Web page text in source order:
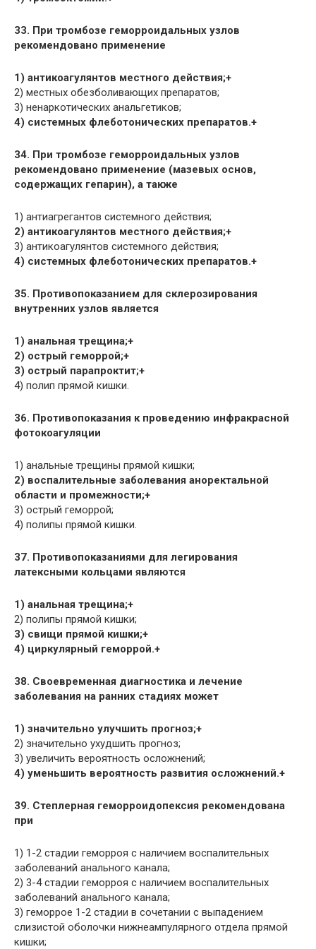
33. При тромбозе геморроидальных узлов
рекомендовано применение
1) антикоагулянтов местного действия;+
2) местных обезболивающих препаратов;
3) ненаркотических анальгетиков;
4) системных флеботонических препаратов.+
34. При тромбозе геморроидальных узлов
рекомендовано применение (мазевых основ,
содержащих гепарин), а также
1) антиагрегантов системного действия;
2) антикоагулянтов местного действия;+
3) антикоагулянтов системного действия;
4) системных флеботонических препаратов.+
35. Противопоказанием для склерозирования
внутренних узлов является
1) анальная трещина;+
2) острый геморрой;+
3) острый парапроктит;+
4) полип прямой кишки.
36. Противопоказания к проведению инфракрасной
фотокоагуляции
1) анальные трещины прямой кишки;
2) воспалительные заболевания аноректальной
области и промежности;+
3) острый геморрой;
4) полипы прямой кишки.
37. Противопоказаниями для легирования
латексными кольцами являются
1) анальная трещина;+
2) полипы прямой кишки;
3) свищи прямой кишки;+
4) циркулярный геморрой.+
38. Своевременная диагностика и лечение
заболевания на ранних стадиях может
1) значительно улучшить прогноз;+
2) значительно ухудшить прогноз;
3) увеличить вероятность осложнений;
4) уменьшить вероятность развития осложнений.+
39. Степлерная геморроидопексия рекомендована
при
1) 1-2 стадии геморроя с наличием воспалительных
заболеваний анального канала;
2) 3-4 стадии геморроя с наличием воспалительных
заболеваний анального канала;
3) геморрое 1-2 стадии в сочетании с выпадением
слизистой оболочки нижнеампулярного отдела прямой
кишки;